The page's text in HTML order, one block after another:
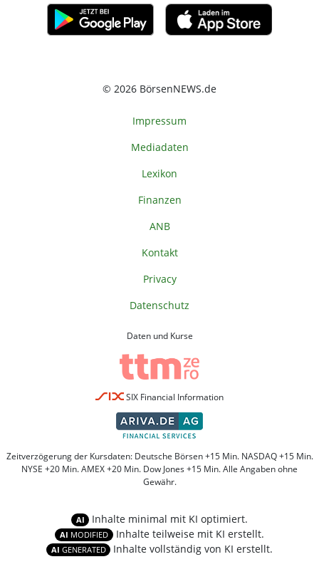
© 2026 BörsenNEWS.de
Impressum
Mediadaten
Lexikon
Finanzen
ANB
Kontakt
Privacy
Datenschutz
Daten und Kurse
SIX Financial Information
Zeitverzögerung der Kursdaten: Deutsche Börsen +15 Min. NASDAQ +15 Min.
NYSE +20 Min. AMEX +20 Min. Dow Jones +15 Min. Alle Angaben ohne
Gewähr.
AI Inhalte minimal mit KI optimiert.
AI MODIFIED Inhalte teilweise mit KI erstellt.
AI GENERATED Inhalte vollständig von KI erstellt.